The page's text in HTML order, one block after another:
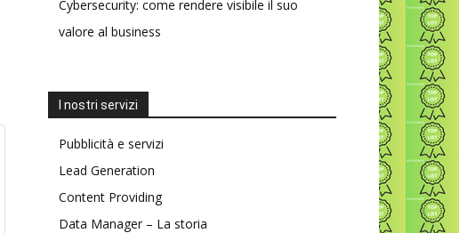
Cybersecurity: come rendere visibile il suo
valore al business
I nostri servizi
Pubblicità e servizi
Lead Generation
Content Providing
Data Manager – La storia